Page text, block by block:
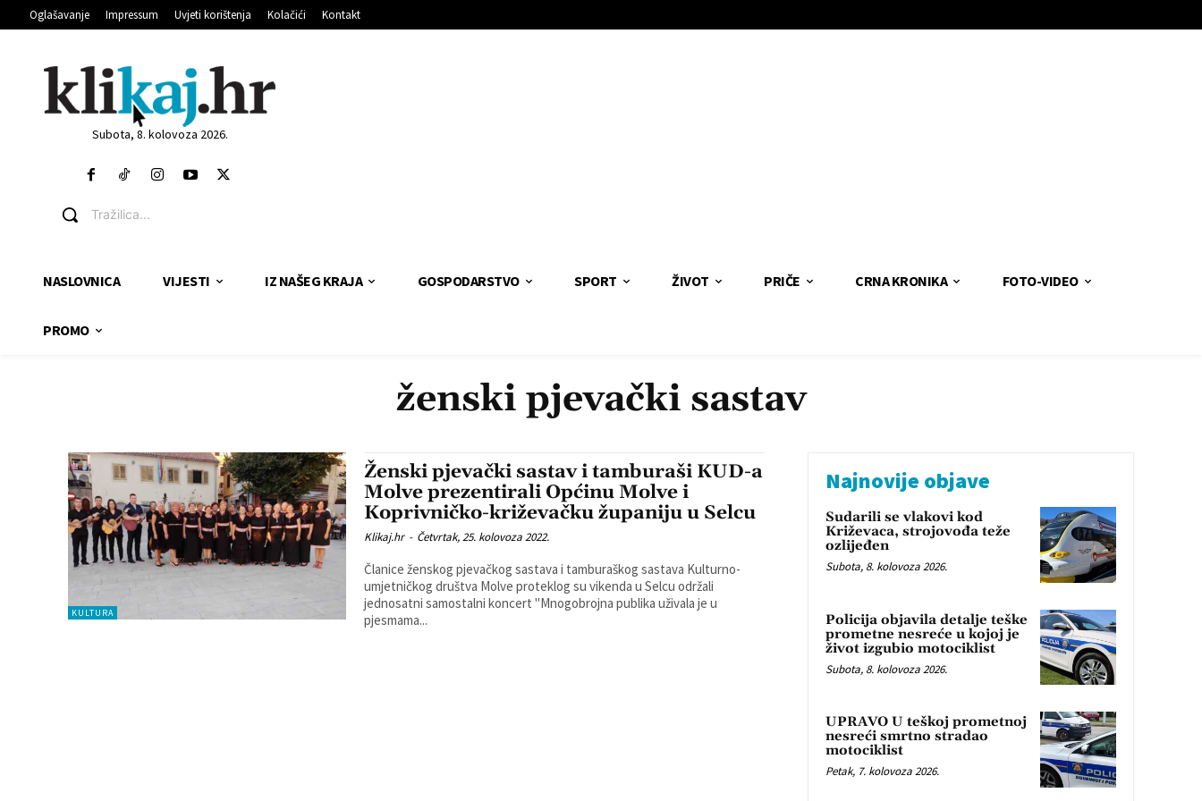
Oglašavanje Impressum Uvjeti korištenja Kolačići Kontakt
Subota, 8. kolovoza 2026.
Tražilica...
NASLOVNICA VIJESTI IZ NAŠEG KRAJA GOSPODARSTVO SPORT ŽIVOT PRIČE CRNA KRONIKA FOTO-VIDEO
PROMO
ženski pjevački sastav
KULTURA
Ženski pjevački sastav i tamburaši KUD-a
Molve prezentirali Općinu Molve i
Koprivničko-križevačku županiju u Selcu
Klikaj.hr - Četvrtak, 25. kolovoza 2022.
Članice ženskog pjevačkog sastava i tamburaškog sastava Kulturno-
umjetničkog društva Molve proteklog su vikenda u Selcu održali
jednosatni samostalni koncert "Mnogobrojna publika uživala je u
pjesmama...
Najnovije objave
Sudarili se vlakovi kod
Križevaca, strojovođa teže
ozlijeđen
Subota, 8. kolovoza 2026.
Policija objavila detalje teške
prometne nesreće u kojoj je
život izgubio motociklist
Subota, 8. kolovoza 2026.
UPRAVO U teškoj prometnoj
nesreći smrtno stradao
motociklist
Petak, 7. kolovoza 2026.